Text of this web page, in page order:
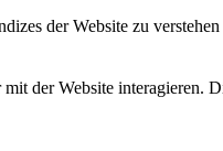
der Website zu
der Website